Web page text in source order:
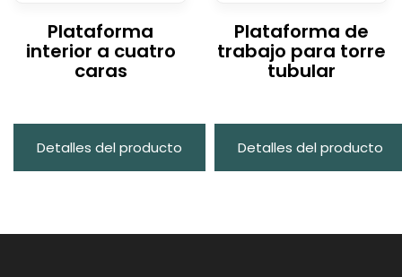
Plataforma
interior a cuatro
caras
Detalles del producto
Plataforma de
trabajo para torre
tubular
Detalles del producto